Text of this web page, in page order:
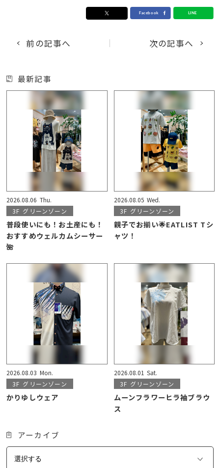
前の記事へ 次の記事へ
最新記事
2026.08.06 Thu.
3F グリーンゾーン
普段使いにも！お土産にも！
おすすめウェルカムシーサー
🌺
2026.08.05 Wed.
3F グリーンゾーン
親子でお揃い🌟EATLIST Tシ
ャツ！
2026.08.03 Mon.
3F グリーンゾーン
かりゆしウェア
2026.08.01 Sat.
3F グリーンゾーン
ムーンフラワーヒラ袖ブラウ
ス
アーカイブ